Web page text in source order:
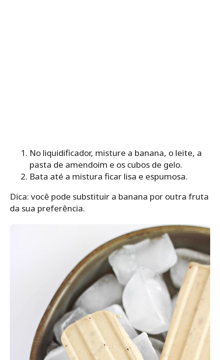
No liquidificador, misture a banana, o leite, a
pasta de amendoim e os cubos de gelo.
Bata até a mistura ficar lisa e espumosa.
Dica: você pode substituir a banana por outra fruta
da sua preferência.